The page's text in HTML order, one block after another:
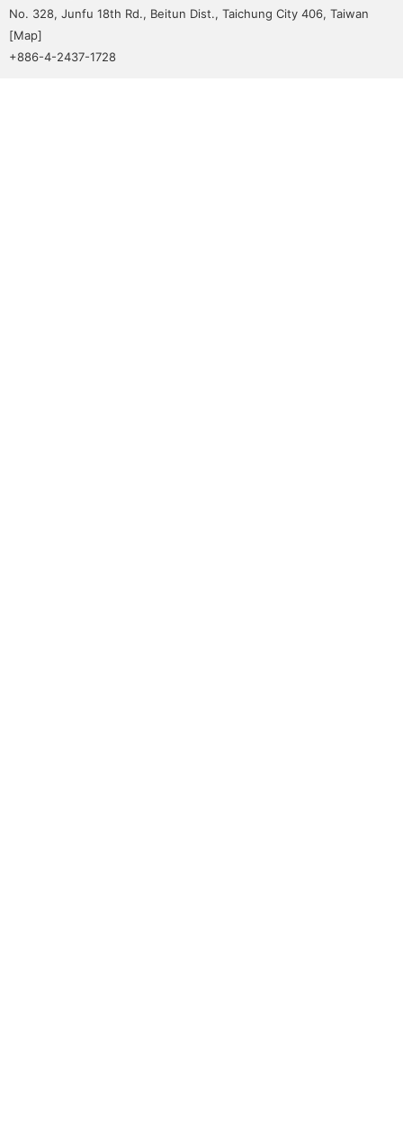
No. 328, Junfu 18th Rd., Beitun Dist., Taichung City 406, Taiwan
[Map]
+886-4-2437-1728